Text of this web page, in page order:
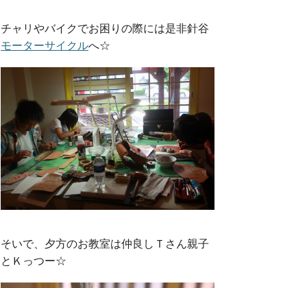
チャリやバイクでお困りの際には是非針谷
モーターサイクルへ☆
そいで、夕方のお教室は仲良しＴさん親子
とＫっつー☆